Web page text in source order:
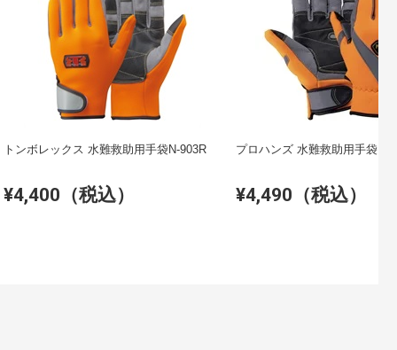
トンボレックス 水難救助用手袋N-903R
¥4,400（税込） ¥4,490（税込）